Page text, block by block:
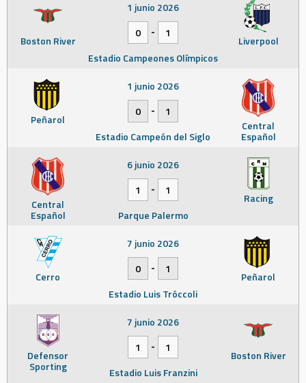
Boston River Liverpool
1 junio 2026
0
-
1
Estadio Campeones Olímpicos
Peñarol Central
Español
1 junio 2026
0
-
1
Estadio Campeón del Siglo
Central
Español
Racing
6 junio 2026
1
-
1
Parque Palermo
Cerro Peñarol
7 junio 2026
0
-
1
Estadio Luis Tróccoli
Defensor
Sporting
Boston River
7 junio 2026
1
-
1
Estadio Luis Franzini